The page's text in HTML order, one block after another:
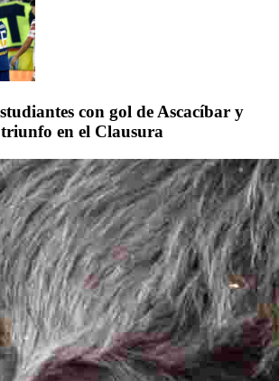
con gol de Ascacíbar y
en el Clausura